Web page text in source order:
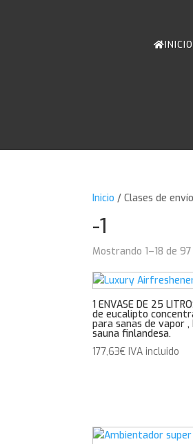
INICIO
Inicio / Clases de
-1
Mostrando 1–18 de
1 ENVASE DE 25
de eucalipto
para sanas de vapor
sauna finlandesa.
177,63€ IVA incluido